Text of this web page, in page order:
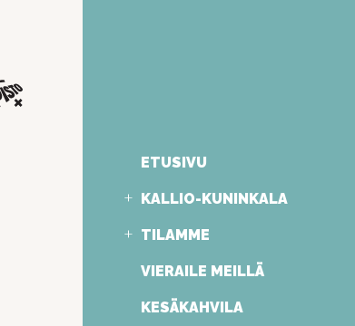
ETUSIVU
KALLIO-KUNINKALA
TILAMME
VIERAILE MEILLÄ
KESÄKAHVILA